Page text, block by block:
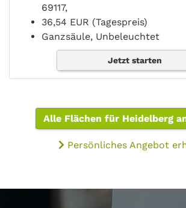
69117,
36,54 EUR (Tagespreis)
Ganzsäule, Unbeleuchtet
Jetzt starten
Alle Flächen für Heidelberg
Persönliches Angebot